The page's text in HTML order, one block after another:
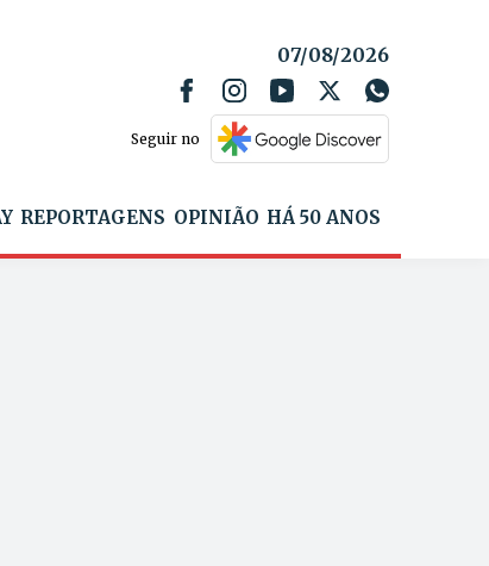
07/08/2026
Seguir no
REPORTAGENS OPINIÃO HÁ 50 ANOS